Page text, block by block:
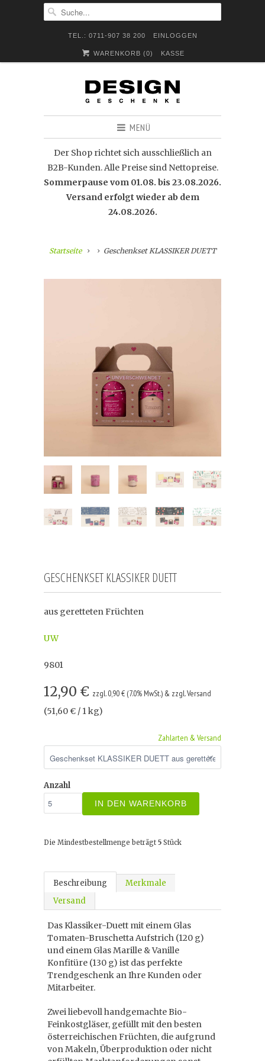
TEL.: 0711-907 38 200 EINLOGGEN
WARENKORB (0) KASSE
MENÜ
Der Shop richtet sich ausschließlich an
B2B-Kunden. Alle Preise sind Nettopreise.
Sommerpause vom 01.08. bis 23.08.2026.
Versand erfolgt wieder ab dem
24.08.2026.
Startseite Geschenkset KLASSIKER DUETT
GESCHENKSET KLASSIKER DUETT
aus geretteten Früchten
UW
9801
12,90 € zzgl. 0,90 € (7.0% MwSt.) & zzgl. Versand
(51,60 € / 1 kg)
Zahlarten & Versand
Anzahl
IN DEN WARENKORB
Die Mindestbestellmenge beträgt 5 Stück
Beschreibung
Merkmale
Versand
Das Klassiker-Duett mit einem Glas
Tomaten-Bruschetta Aufstrich (120 g)
und einem Glas Marille & Vanille
Konfitüre (130 g) ist das perfekte
Trendgeschenk an Ihre Kunden oder
Mitarbeiter.
Zwei liebevoll handgemachte Bio-
Feinkostgläser, gefüllt mit den besten
österreichischen Früchten, die aufgrund
von Makeln, Überproduktion oder nicht